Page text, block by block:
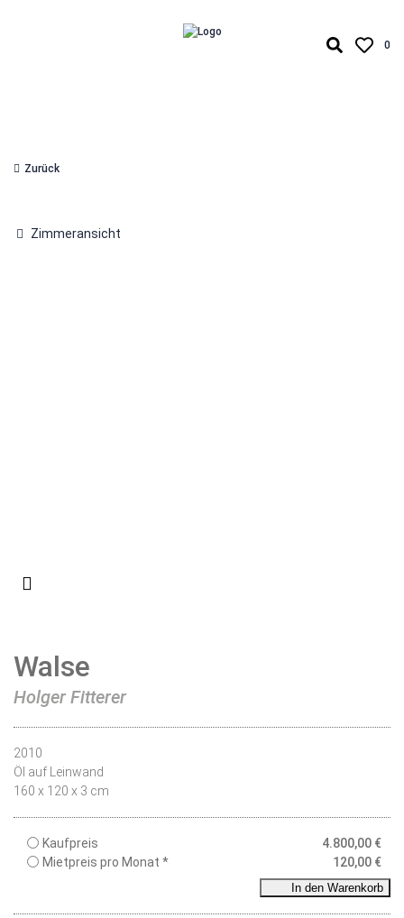
0
Zurück
Zimmeransicht
Walse
Holger Fitterer
2010
Öl auf Leinwand
160 x 120 x 3 cm
Kaufpreis 4.800,00 €
Mietpreis pro Monat *
120,00 €
In den Warenkorb